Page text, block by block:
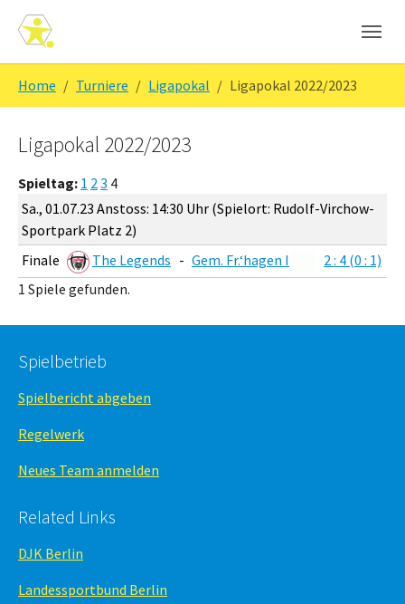
Skip to main navigation
Zum Hauptinhalt springen
Skip to page footer
Home Turniere Ligapokal Ligapokal 2022/2023
Ligapokal 2022/2023
Spieltag: 1 23 4
Sa., 01.07.23 Anstoss: 14:30 Uhr (Spielort: Rudolf-Virchow-
Sportpark Platz 2)
Finale
The Legends - Gem. Fr.‘hagen I
2 : 4 (0 : 1)
1 Spiele gefunden.
Spielbetrieb
Spielbericht abgeben
Regelwerk
Neues Team anmelden
Related Links
DJK Berlin
Landessportbund Berlin